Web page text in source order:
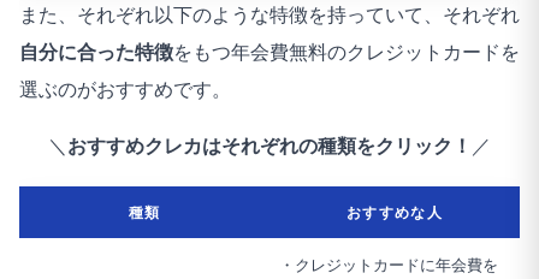
また、それぞれ以下のような特徴を持っていて、それぞれ
自分に合った特徴をもつ年会費無料のクレジットカードを
選ぶのがおすすめです。
＼ おすすめクレカはそれぞれの種類をクリック！ ／
種類 おすすめな人
・クレジットカードに年会費を